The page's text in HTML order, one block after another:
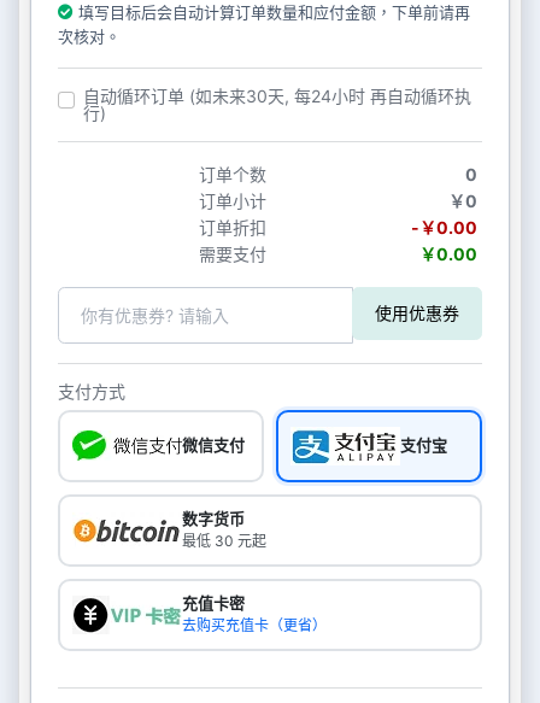
填写目标后会自动计算订单数量和应付金额，下单前请再
次核对。
自动循环订单 (如未来30天, 每24小时 再自动循环执
行)
订单个数
0
订单小计
￥0
订单折扣
-￥0.00
需要支付
￥0.00
使用优惠券
支付方式
微信支付 支付宝
数字货币
最低 30 元起
充值卡密
去购买充值卡（更省）